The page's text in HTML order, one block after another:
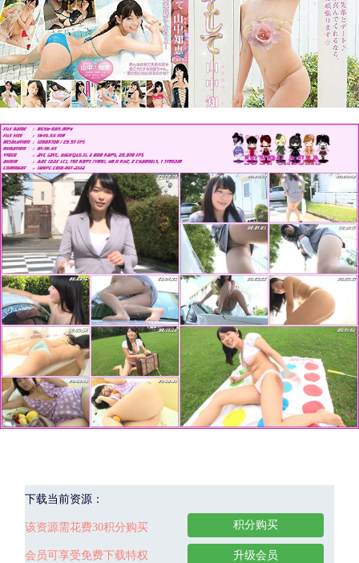
下载当前资源：
该资源需花费30积分购买
会员可享受免费下载特权
积分购买
升级会员